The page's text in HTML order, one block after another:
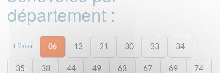
département :
Effacer 06 13 21 30 33 34
35 38 44 49 63 67 69 74